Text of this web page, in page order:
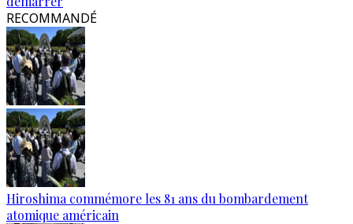
RECOMMANDÉ
Hiroshima commémore les 81 ans du bombardement
atomique américain